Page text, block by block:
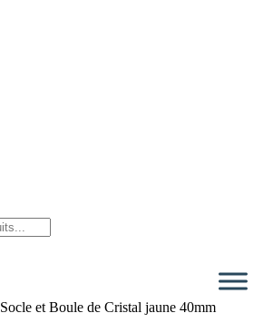
Socle et Boule de Cristal jaune 40mm